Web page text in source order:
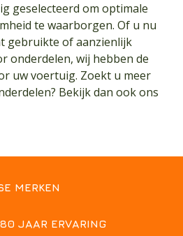
geselecteerd om optimale
te waarborgen. Of u nu
gebruikte of aanzienlijk
onderdelen, wij hebben de
uw voertuig. Zoekt u meer
Bekijk dan ook ons
MERKEN
JAAR ERVARING